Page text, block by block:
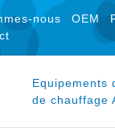
nous OEM
Equipements
de chauffage